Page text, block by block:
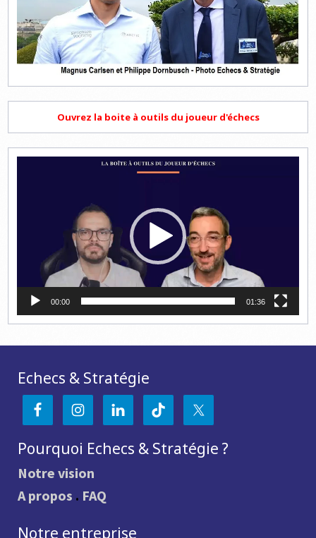
Ouvrez la boite à outils du joueur d'échecs
00:00 01:36
Echecs & Stratégie
Pourquoi Echecs & Stratégie ?
Notre vision
A propos . FAQ
Notre entreprise